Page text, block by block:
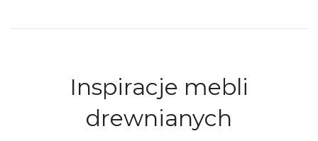
Inspiracje mebli
drewnianych